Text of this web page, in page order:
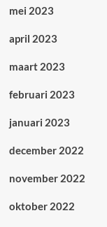
mei 2023
april 2023
maart 2023
februari 2023
januari 2023
december 2022
november 2022
oktober 2022